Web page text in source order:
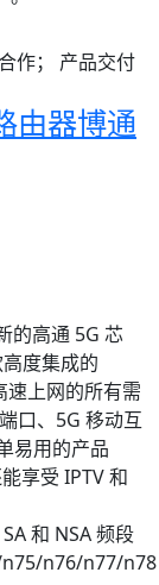
作； 产品交付
由器博通
的高通 5G 芯
度集成的
速上网的所有需
口、5G 移动互
易用的产品
享受 IPTV 和
和 NSA 频段
n76/n77/